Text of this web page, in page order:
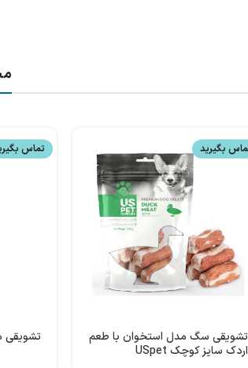
بگیرید
تشویقی سگ مدل استخوان با طعم
اردک سایز کوچک USpet
تماس
تشویقی